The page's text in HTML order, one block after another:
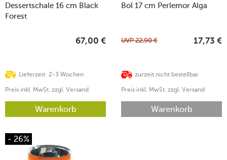
Dessertschale 16 cm Black
Forest
Lieferzeit: 2-3 Wochen
67,00 €
Preis inkl. MwSt. zzgl. Versand
Warenkorb
Bol 17 cm Perlemor Alga
zurzeit nicht bestellbar
UVP22,90 € 17,73 €
Preis inkl. MwSt. zzgl. Versand
Warenkorb
- 26%